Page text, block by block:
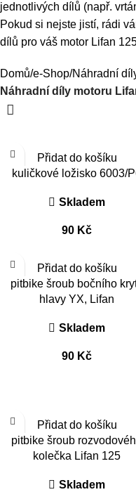
jednotlivých dílů (např.
Pokud si nejste jistí, rádi
dílů pro váš motor Lifan
Domů e-Shop Náhradní
Náhradní díly motoru
Přidat do košíku
kuličkové ložisko 6003/
Skladem
90 Kč
Přidat do košíku
pitbike šroub bočního
hlavy YX, Lifan
Skladem
90 Kč
Přidat do košíku
pitbike šroub
kolečka Lifan 125
Skladem